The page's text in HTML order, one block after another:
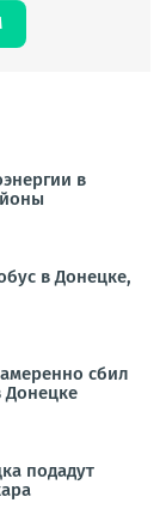
в
в Донецке,
сбил
Донецке
подадут